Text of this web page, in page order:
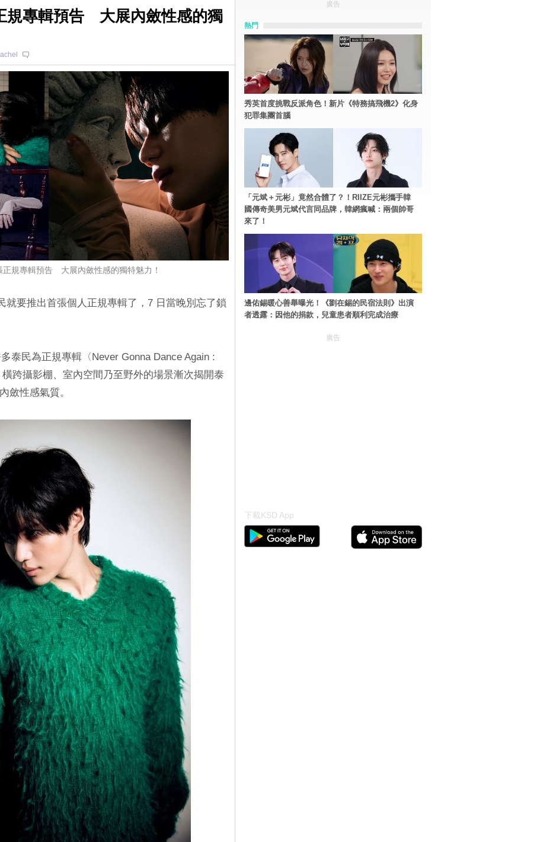
規專輯預告 大展內斂性感的獨
正規專輯預告 大展內斂性感的獨特魅力！
就要推出首張個人正規專輯了，7 日當晚別忘了鎖
泰民為正規專輯〈Never Gonna Dance Again :
跨攝影棚、室內空間乃至野外的場景漸次揭開泰
斂性感氣質。
廣告
熱門
秀英首度挑戰反派角色！新片《特務搞飛機2》化身
犯罪集團首腦
「元斌＋元彬」竟然合體了？！RIIZE元彬攜手韓
國傳奇美男元斌代言同品牌，韓網瘋喊：兩個帥哥
來了！
邊佑錫暖心善舉曝光！《劉在錫的民宿法則》出演
者透露：因他的捐款，兒童患者順利完成治療
廣告
下載KSD App